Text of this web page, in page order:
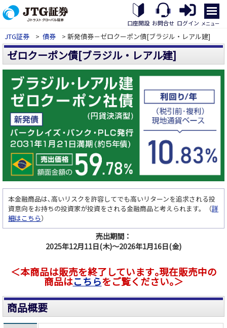
口座開設 お問合せ ログイン
メ
ニ
ュ
ー
を
く
メニュー
JTG証券 > 債券 > 新発債券－ゼロクーポン債[ブラジル・レアル建]
ゼロクーポン債[ブラジル・レアル建]
本金融商品は､高いリスクを許容してでも高いリターンを追求される投
資意向をお持ちの投資家が投資をされる金融商品と考えられます。（詳
細はこちら）
売出期間：
2025年12月11日(木)～2026年1月16日(金)
＜本商品は販売を終了しています｡現在販売中の
商品はこちらをご覧ください｡＞
商品概要